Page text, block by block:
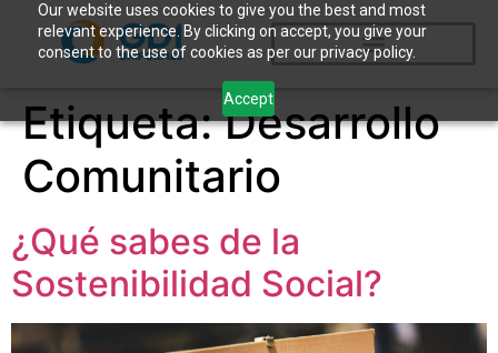
Our website uses cookies to give you the best and most
relevant experience. By clicking on accept, you give your
consent to the use of cookies as per our privacy policy.
Accept
Etiqueta:Desarrollo
Comunitario
¿Qué sabes de la
Sostenibilidad Social?